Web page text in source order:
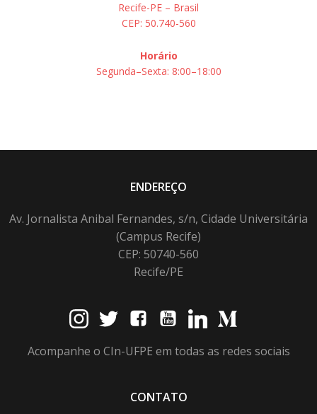
Recife-PE – Brasil
CEP: 50.740-560
Horário
Segunda–Sexta: 8:00–18:00
ENDEREÇO
Av. Jornalista Anibal Fernandes, s/n, Cidade Universitária
(Campus Recife)
CEP: 50740-560
Recife/PE
Acompanhe o CIn-UFPE em todas as redes sociais
CONTATO